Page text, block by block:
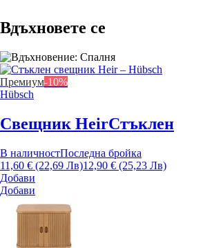
Вдъхновете се
Премиум-10%
Hübsch
Свещник HeirСтъклен
В наличностПоследна бройка
11,60 € (22,69 Лв)12,90 € (25,23 Лв)
Добави
Добави